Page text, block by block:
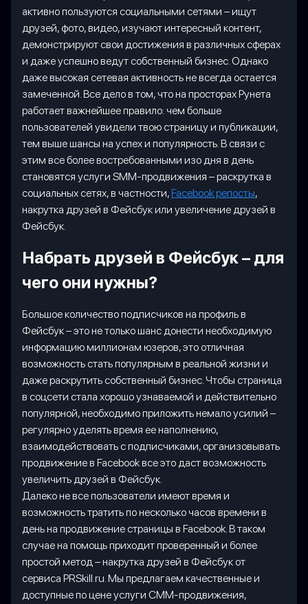
активно пользуются социальными сетями – ищут
друзей, фото, видео, изучают интересный контент,
демонстрируют свои достижения в различных сферах
и даже успешно ведут собственный бизнес. Однако
даже высокая сетевая активность не всегда остается
замеченной. Все дело в том, что на просторах Рунета
работает важнейшее правило: чем больше
пользователей увидели твою страницу и публикации,
тем выше шансы на успех и популярность. В связи с
этим все более востребованными изо дня в день
становятся услуги SMM-продвижения – раскрутка в
социальных сетях, в частности, Facebook репосты,
накрутка друзей в Фейсбук или увеличение друзей в
Фейсбук.
Набрать друзей в Фейсбук – для
чего они нужны?
Большое количество подписчиков на профиль в
Фейсбук – это не только шанс донести необходимую
информацию миллионам юзеров, это отличная
возможность стать популярным в реальной жизни и
даже раскрутить собственный бизнес. Чтобы страница
в соцсети стала хорошо узнаваемой и действительно
популярной, необходимо приложить немало усилий –
регулярно уделять время ее наполнению,
взаимодействовать с подписчиками, организовывать
продвижение в Facebook все это даст возможность
увеличить друзей в Фейсбук.
Далеко не все пользователи имеют время и
возможность тратить по несколько часов времени в
день на продвижение страницы в Facebook. В таком
случае на помощь приходит проверенный и более
простой метод – накрутка друзей в Фейсбук от
сервиса PRSkill.ru. Мы предлагаем качественные и
доступные по цене услуги СММ-продвижения,